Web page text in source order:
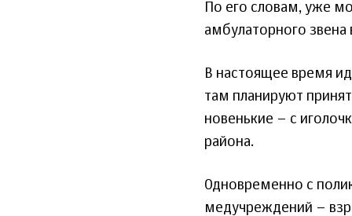
По его словам, уже
амбулаторного
В настоящее время
там планируют
новенькие – с
района.
Одновременно с
медучреждений –